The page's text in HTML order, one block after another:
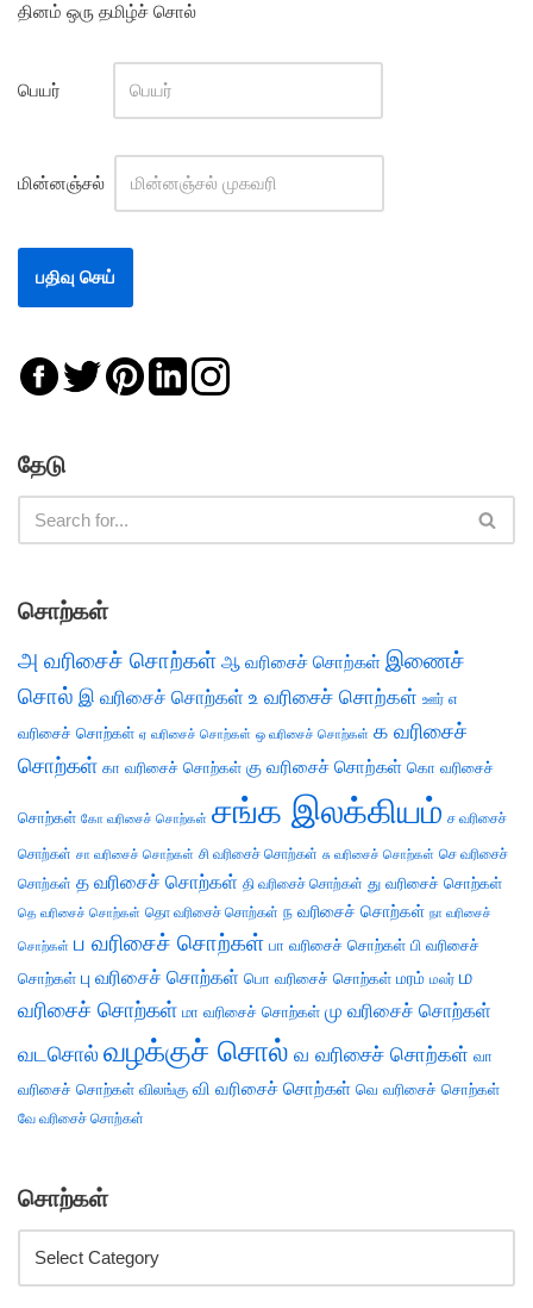
தினம் ஒரு தமிழ்ச் சொல்
பெயர்
மின்னஞ்சல்
தேடு
சொற்கள்
அ வரிசைச் சொற்கள் ஆ வரிசைச் சொற்கள் இணைச்
சொல் இ வரிசைச் சொற்கள் உ வரிசைச் சொற்கள் ஊர் எ
வரிசைச் சொற்கள் ஏ வரிசைச் சொற்கள் ஒ வரிசைச் சொற்கள் க வரிசைச்
சொற்கள் கா வரிசைச் சொற்கள் கு வரிசைச் சொற்கள் கொ வரிசைச்
சொற்கள் கோ வரிசைச் சொற்கள் சங்க இலக்கியம் ச வரிசைச்
சொற்கள் சா வரிசைச் சொற்கள் சி வரிசைச் சொற்கள் சு வரிசைச் சொற்கள் செ வரிசைச்
சொற்கள் த வரிசைச் சொற்கள் தி வரிசைச் சொற்கள் து வரிசைச் சொற்கள்
தெ வரிசைச் சொற்கள் தொ வரிசைச் சொற்கள் ந வரிசைச் சொற்கள் நா வரிசைச்
சொற்கள் ப வரிசைச் சொற்கள் பா வரிசைச் சொற்கள் பி வரிசைச்
சொற்கள் பு வரிசைச் சொற்கள் பொ வரிசைச் சொற்கள் மரம் மலர் ம
வரிசைச் சொற்கள் மா வரிசைச் சொற்கள் மு வரிசைச் சொற்கள்
வடசொல் வழக்குச் சொல் வ வரிசைச் சொற்கள் வா
வரிசைச் சொற்கள் விலங்கு வி வரிசைச் சொற்கள் வெ வரிசைச் சொற்கள்
வே வரிசைச் சொற்கள்
சொற்கள்